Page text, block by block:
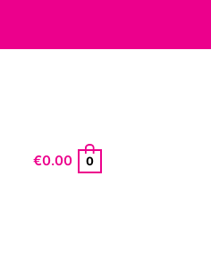
€0.00 0